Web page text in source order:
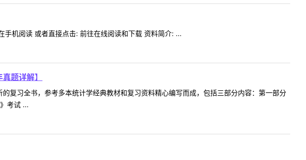
机阅读 或者直接点击: 前往在线阅读和下载 资料简介: ...
题详解】
复习全书，参考多本统计学经典教材和复习资料精心编写而成，包括三部分内容：第一部分
考试 ...